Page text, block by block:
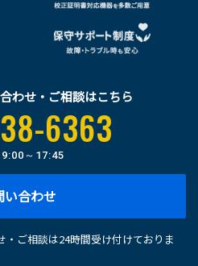
わせ・ご相談はこちら
6363
9:00～17:45
い合わせ
・ご相談は24時間受け付けておりま